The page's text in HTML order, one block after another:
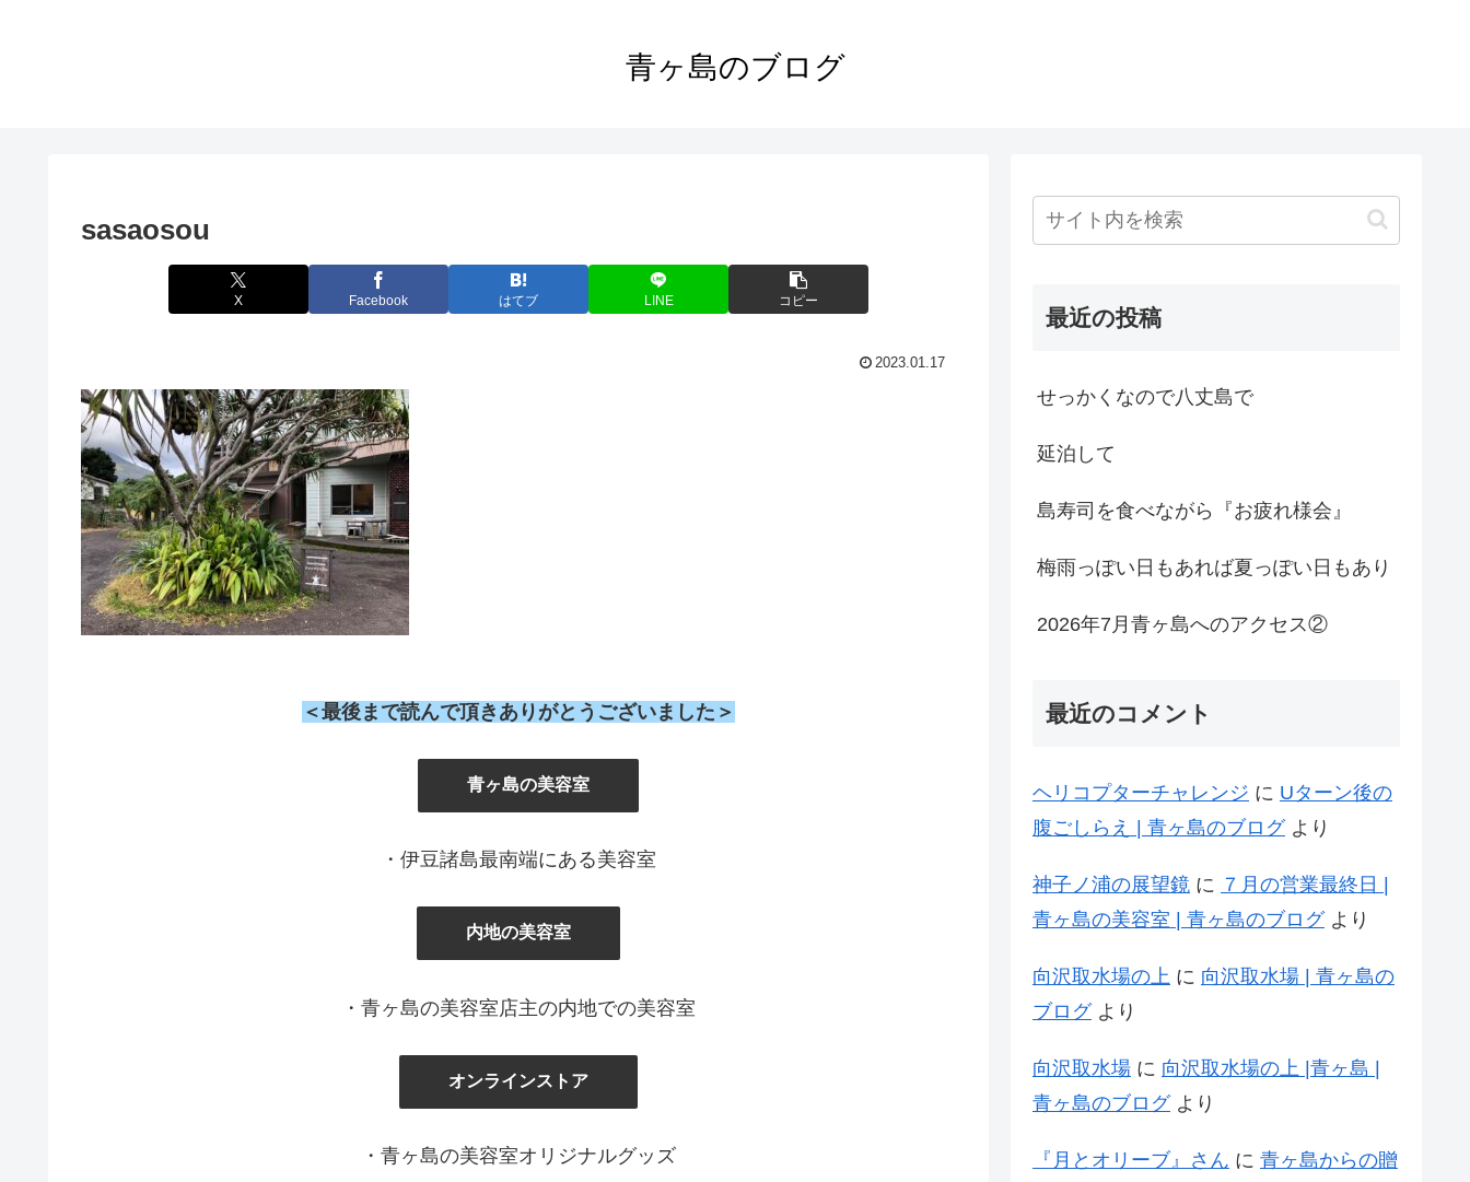
青ヶ島のブログ
sasaosou
X Facebook はてブ LINE コピー
2023.01.17
＜最後まで読んで頂きありがとうございました＞
青ヶ島の美容室
・伊豆諸島最南端にある美容室
内地の美容室
・青ヶ島の美容室店主の内地での美容室
オンラインストア
・青ヶ島の美容室オリジナルグッズ
最近の投稿
せっかくなので八丈島で
延泊して
島寿司を食べながら『お疲れ様会』
梅雨っぽい日もあれば夏っぽい日もあり
2026年7月青ヶ島へのアクセス②
最近のコメント
ヘリコプターチャレンジ に Uターン後の
腹ごしらえ | 青ヶ島のブログより
神子ノ浦の展望鏡 に ７月の営業最終日 |
青ヶ島の美容室 | 青ヶ島のブログより
向沢取水場の上 に 向沢取水場 | 青ヶ島の
ブログより
向沢取水場 に 向沢取水場の上 |青ヶ島 |
青ヶ島のブログより
『月とオリーブ』さん に 青ヶ島からの贈